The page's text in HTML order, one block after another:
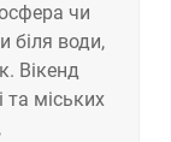
чи
біля води,
Вікенд
та міських